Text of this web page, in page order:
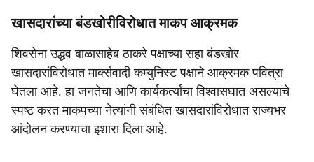
खासदारांच्या बंडखोरीविरोधात माकप आक्रमक
शिवसेना उद्धव बाळासाहेब ठाकरे पक्षाच्या सहा बंडखोर
खासदारांविरोधात मार्क्सवादी कम्युनिस्ट पक्षाने आक्रमक पवित्रा
घेतला आहे. हा जनतेचा आणि कार्यकर्त्यांचा विश्वासघात असल्याचे
स्पष्ट करत माकपच्या नेत्यांनी संबंधित खासदारांविरोधात राज्यभर
आंदोलन करण्याचा इशारा दिला आहे.